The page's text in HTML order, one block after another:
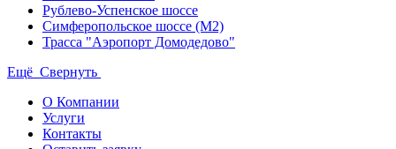
Рублево-Успенское шоссе
Симферопольское шоссе (М2)
Трасса "Аэропорт Домодедово"
Ещё Свернуть
О Компании
Услуги
Контакты